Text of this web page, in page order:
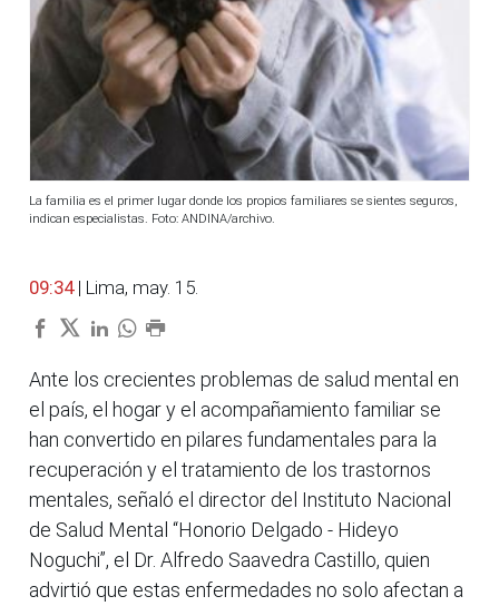
La familia es el primer lugar donde los propios familiares se sientes seguros,
indican especialistas. Foto: ANDINA/archivo.
09:34 | Lima, may. 15.
Ante los crecientes problemas de salud mental en
el país, el hogar y el acompañamiento familiar se
han convertido en pilares fundamentales para la
recuperación y el tratamiento de los trastornos
mentales, señaló el director del Instituto Nacional
de Salud Mental “Honorio Delgado - Hideyo
Noguchi”, el Dr. Alfredo Saavedra Castillo, quien
advirtió que estas enfermedades no solo afectan a